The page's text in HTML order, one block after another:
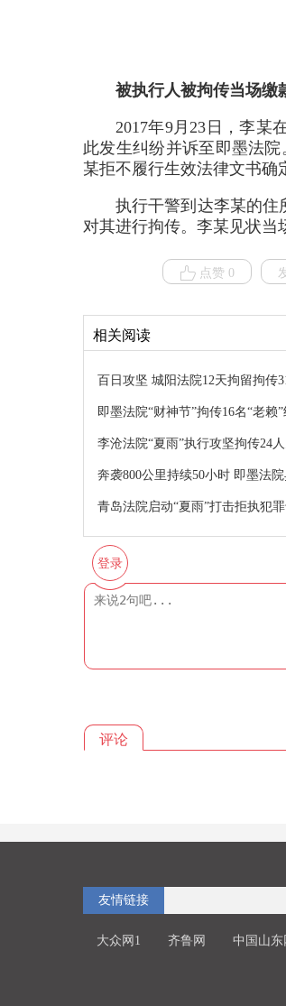
被执行人被拘传当场缴
2017年9月23日，李某
此发生纠纷并诉至即墨法
某拒不履行生效法律文书确
执行干警到达李某的住
对其进行拘传。李某见状当
点赞 0
相关阅读
百日攻坚 城阳法院12天拘留拘传
即墨法院“财神节”拘传16名“老赖
李沧法院“夏雨”执行攻坚拘传24
奔袭800公里持续50小时 即墨法
青岛法院启动“夏雨”打击拒执犯
登录
评论
友情链接
大众网1 齐鲁网 中国山东